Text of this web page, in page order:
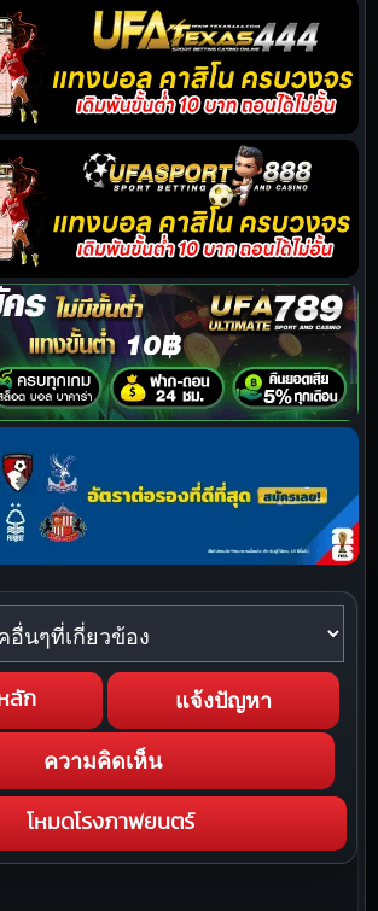
ยวข้อง
ลัก แจ้งปัญหา
ความคิดเห็น
โหมดโรงภาพยนตร์